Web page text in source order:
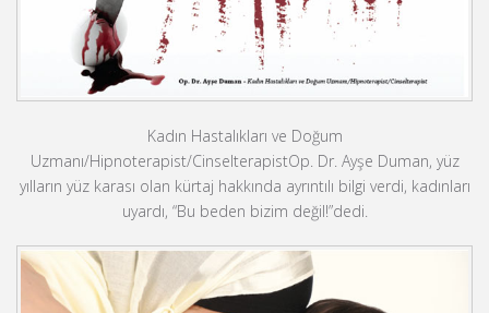
Kadın Hastalıkları ve Doğum
Uzmanı/Hipnoterapist/CinselterapistOp. Dr. Ayşe Duman, yüz
yılların yüz karası olan kürtaj hakkında ayrıntılı bilgi verdi, kadınları
uyardı, “Bu beden bizim değil!”dedi.